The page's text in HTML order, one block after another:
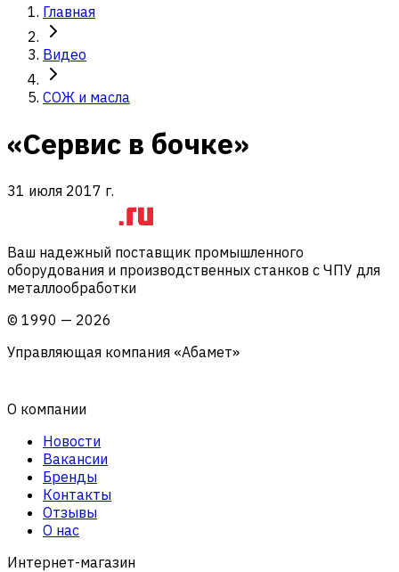
Главная
Видео
СОЖ и масла
«Сервис в бочке»
31 июля 2017 г.
Ваш надежный поставщик промышленного
оборудования и производственных станков с ЧПУ для
металлообработки
© 1990 — 2026
Управляющая компания «Абамет»
О компании
Новости
Вакансии
Бренды
Контакты
Отзывы
О нас
Интернет-магазин